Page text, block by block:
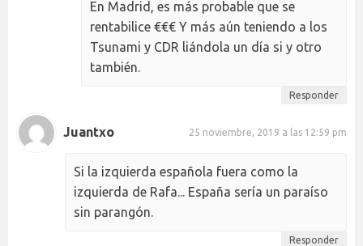
En Madrid, es más probable que se
rentabilice €€€ Y más aún teniendo a los
Tsunami y CDR liándola un día si y otro
también.
Responder
Juantxo 25 noviembre, 2019 a las 12:59 pm
Si la izquierda española fuera como la
izquierda de Rafa... España sería un paraíso
sin parangón.
Responder